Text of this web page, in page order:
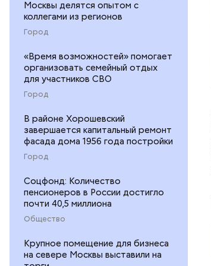
Москвы делятся опытом с
коллегами из регионов
Город
«Время возможностей» помогает
организовать семейный отдых
для участников СВО
Город
В районе Хорошевский
завершается капитальный ремонт
фасада дома 1956 года постройки
Город
Соцфонд: Количество
пенсионеров в России достигло
почти 40,5 миллиона
Общество
Крупное помещение для бизнеса
на севере Москвы выставили на